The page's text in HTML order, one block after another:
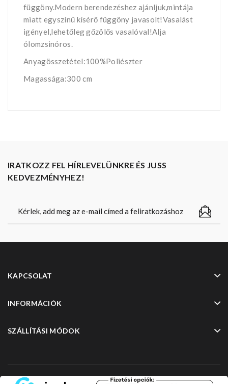
függöny.Modern berendezéshez ajánljuk,mintája
miatt egyszínű kísérő függöny javasolt!Vasalást
igényel,lehetőleg gőzölős vasalóval!Alja
ólomzsinóros.
Anyagösszetétel:100%Poliészter
Magassága:300 cm
IRATKOZZ FEL HÍRLEVELÜNKRE ÉS JUSS
KEDVEZMÉNYHEZ!
KAPCSOLAT
INFORMÁCIÓK
SZÁLLÍTÁSI MÓDOK